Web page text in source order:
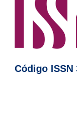
Código ISSN